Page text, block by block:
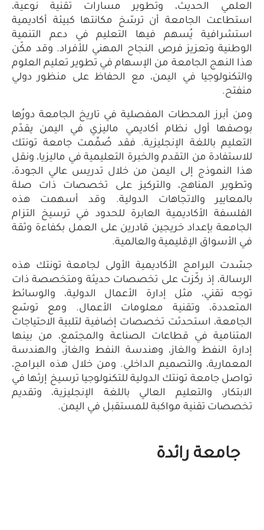
مسارات تقنية نوعية،
ترسّخ مكانتها كبيئة أكاديمية
التعليم في دعم التنمية
النجاح المهني للأفراد. وقد مكّن
الإسهام في تطوير تعليم العلوم
مع الحفاظ على منظور دولي
في تاريخ الجامعة دورُها
ماليزي في اليمن يقدّم
فقد صُمِّمت جامعة تونتك
التعليمية في ماليزيا، ونقل
من خلال تدريس عالي الجودة،
على تخصصات ذات صلة
الدولية. وقد أسهمت هذه
العابرة للحدود في ترسيخ التزام
قادرين على العمل بكفاءة وثقة
والعالمية.
الأولى لجامعة تونتك هذه
تخصصات حديثة ومتخصصة ذات
الأعمال الدولية، والوسائط
معلومات الأعمال. ومع توسّع
إضافية لتلبية الاحتياجات
الصناعة والمجتمع، من بينها
وهندسة النفط والغاز، والهندسة
الداخلي. ومن خلال هذه البرامج،
للتكنولوجيا ترسيخ إرثها في
باللغة الإنجليزية، وتقديم
للمستقبل في اليمن.